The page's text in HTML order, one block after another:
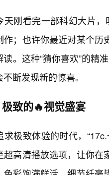
天刚看完一部科幻大片，
作；也许你最近对某个
。这种“猜你喜欢”的精
断发现新的惊喜。
致的🔥视觉盛宴
求极致体验的时代，
超高清播放选项，让你